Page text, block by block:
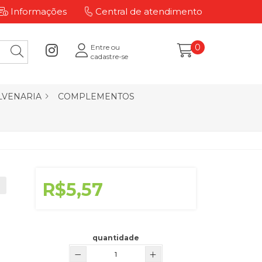
Informações Central de atendimento
Entre ou
cadastre-se
0
COMPLEMENTOS
R$5,57
quantidade